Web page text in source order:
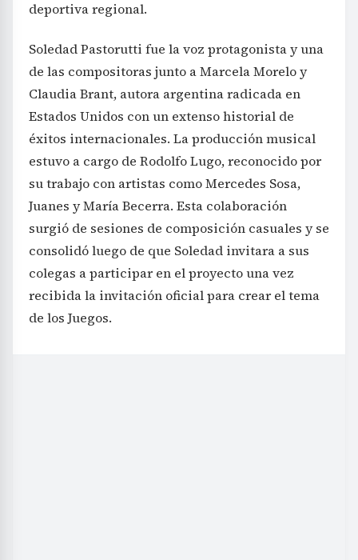
deportiva regional.
Soledad Pastorutti fue la voz protagonista y una
de las compositoras junto a Marcela Morelo y
Claudia Brant, autora argentina radicada en
Estados Unidos con un extenso historial de
éxitos internacionales. La producción musical
estuvo a cargo de Rodolfo Lugo, reconocido por
su trabajo con artistas como Mercedes Sosa,
Juanes y María Becerra. Esta colaboración
surgió de sesiones de composición casuales y se
consolidó luego de que Soledad invitara a sus
colegas a participar en el proyecto una vez
recibida la invitación oficial para crear el tema
de los Juegos.